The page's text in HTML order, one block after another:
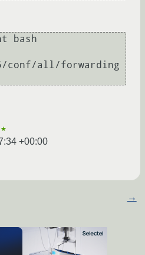
bash
conf/all/forwarding
+00:00
→